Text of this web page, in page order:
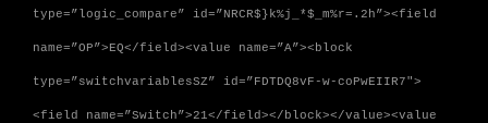
type=”logic_compare” id=”NRCR$}k%j_*$_m%r=.2h”><field
name=”OP”>EQ</field><value name=”A”><block
type=”switchvariablesSZ” id=”FDTDQ8vF-w-coPwEIIR7″>
<field name=”Switch”>21</field></block></value><value